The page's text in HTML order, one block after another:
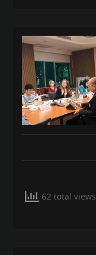
62 total views